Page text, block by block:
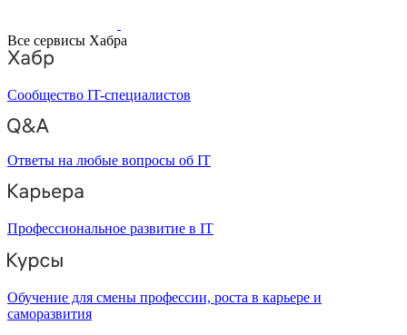
Все сервисы Хабра
Сообщество IT-специалистов
Ответы на любые вопросы об IT
Профессиональное развитие в IT
Обучение для смены профессии, роста в карьере и
саморазвития